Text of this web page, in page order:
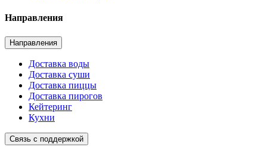
Направления
Направления
Доставка воды
Доставка суши
Доставка пиццы
Доставка пирогов
Кейтеринг
Кухни
Связь с поддержкой